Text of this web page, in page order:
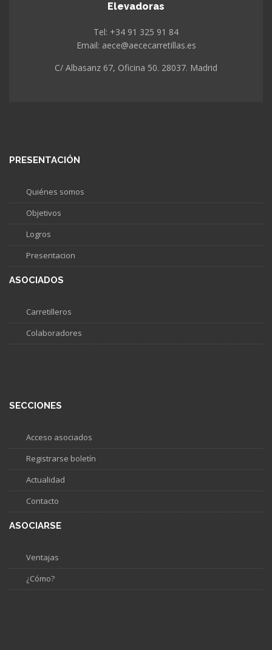
Elevadoras
Tel: +34 91 325 91 84
Email: aece@aececarretillas.es
C/ Albasanz 67, Oficina 50. 28037. Madrid
PRESENTACIÓN
Quiénes somos
Objetivos
Logros
Presentacion
ASOCIADOS
Carretilleros
Colaboradores
SECCIONES
Acceso asociados
Registrarse boletín
Actualidad
Contacto
ASOCIARSE
Ventajas
¿Cómo?